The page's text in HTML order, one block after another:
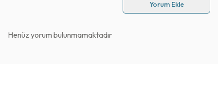
Yorum Ekle
Henüz yorum bulunmamaktadır